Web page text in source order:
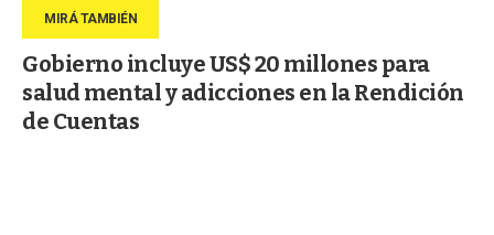
Gobierno incluye US$ 20 millones para
salud mental y adicciones en la Rendición
de Cuentas